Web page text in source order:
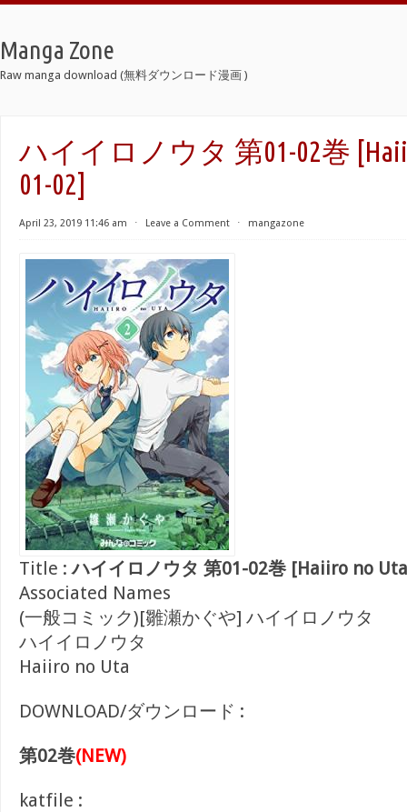
Manga Zone
Raw manga download (無料ダウンロード漫画 )
ハイイロノウタ 第01-02巻
01-02]
April 23, 2019 11:46 am ⋅ Leave a Comment ⋅ mangazone
Title :ハイイロノウタ 第01-02巻 [Haiiro no
Associated Names
(一般コミック)[雛瀬かぐや] ハイイロノウタ
ハイイロノウタ
Haiiro no Uta
DOWNLOAD/ダウンロード :
第02巻(NEW)
katfile :